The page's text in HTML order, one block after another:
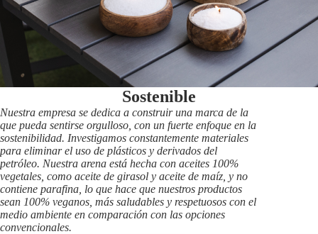
Sostenible
Nuestra empresa se dedica a construir una marca de la
que pueda sentirse orgulloso, con un fuerte enfoque en la
sostenibilidad. Investigamos constantemente materiales
para eliminar el uso de plásticos y derivados del
petróleo. Nuestra arena está hecha con aceites 100%
vegetales, como aceite de girasol y aceite de maíz, y no
contiene parafina, lo que hace que nuestros productos
sean 100% veganos, más saludables y respetuosos con el
medio ambiente en comparación con las opciones
convencionales.